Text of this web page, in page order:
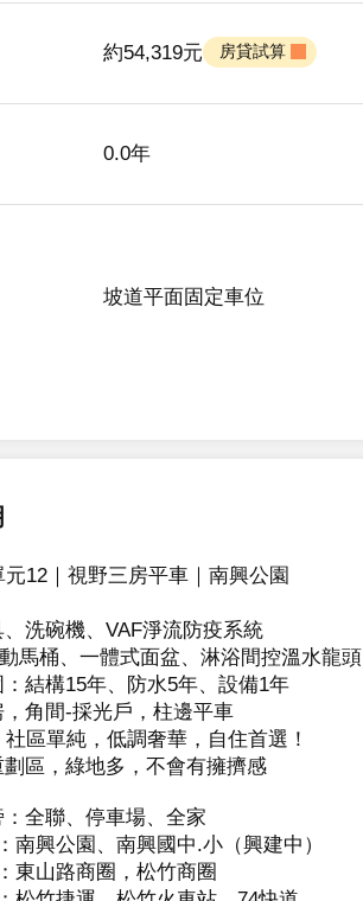
約54,319元 房貸試算
0.0年
坡道平面固定車位
12｜視野三房平車｜南興公園
洗碗機、VAF淨流防疫系統
馬桶、一體式面盆、淋浴間控溫水龍頭
：結構15年、防水5年、設備1年
，角間-採光戶，柱邊平車
社區單純，低調奢華，自住首選！
劃區，綠地多，不會有擁擠感
：全聯、停車場、全家
南興公園、南興國中.小（興建中）
東山路商圈，松竹商圈